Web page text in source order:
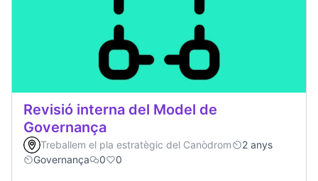
Revisió interna del Model de
Governança
Treballem el pla estratègic del Canòdrom
2 anys
Governança
0 0